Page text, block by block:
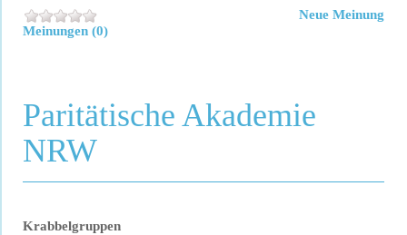
Meinungen (0)
Neue Meinung
Paritätische Akademie
NRW
Krabbelgruppen